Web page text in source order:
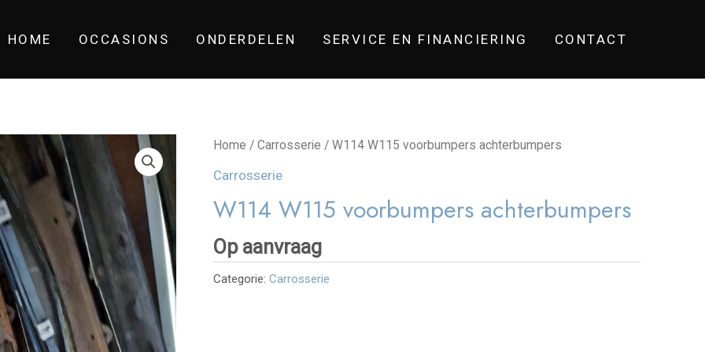
HOME OCCASIONS ONDERDELEN SERVICE EN FINANCIERING CONTACT
Home /Carrosserie / W114 W115 voorbumpers achterbumpers
Carrosserie
W114 W115 voorbumpers achterbumpers
Op aanvraag
Categorie:Carrosserie